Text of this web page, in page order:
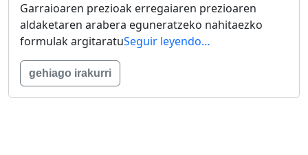
Garraioaren prezioak erregaiaren prezioaren
aldaketaren arabera eguneratzeko nahitaezko
formulak argitaratuSeguir leyendo…
gehiago irakurri